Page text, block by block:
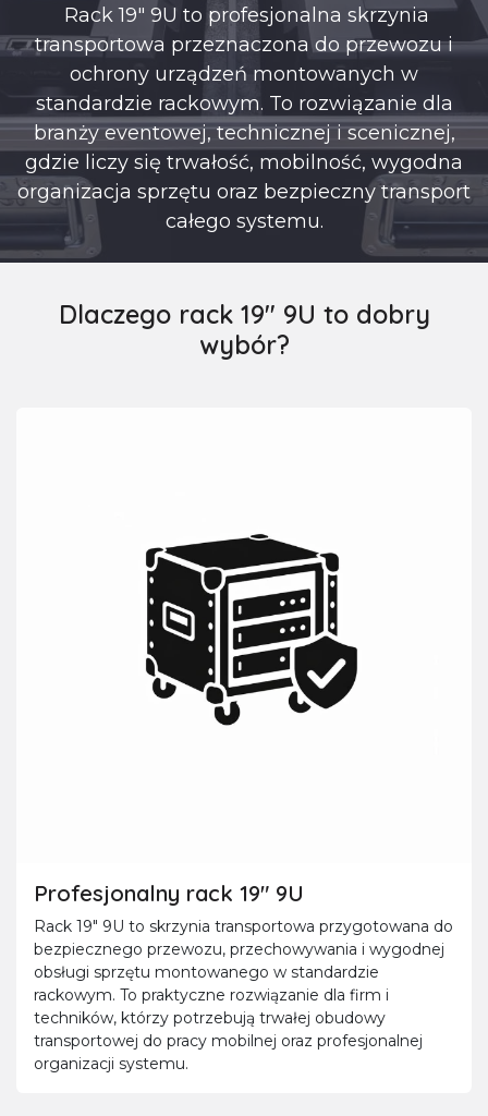
Rack 19" 9U to profesjonalna skrzynia
transportowa przeznaczona do przewozu i
ochrony urządzeń montowanych w
standardzie rackowym. To rozwiązanie dla
branży eventowej, technicznej i scenicznej,
gdzie liczy się trwałość, mobilność, wygodna
organizacja sprzętu oraz bezpieczny transport
całego systemu.
Dlaczego rack 19" 9U to dobry
wybór?
Profesjonalny rack 19" 9U
Rack 19" 9U to skrzynia transportowa przygotowana do
bezpiecznego przewozu, przechowywania i wygodnej
obsługi sprzętu montowanego w standardzie
rackowym. To praktyczne rozwiązanie dla firm i
techników, którzy potrzebują trwałej obudowy
transportowej do pracy mobilnej oraz profesjonalnej
organizacji systemu.